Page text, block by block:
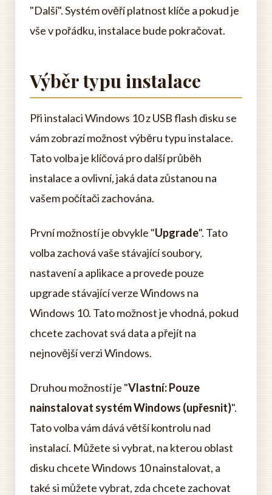
"Další". Systém ověří platnost klíče a pokud je
vše v pořádku, instalace bude pokračovat.
Výběr typu instalace
Při instalaci Windows 10 z USB flash disku se
vám zobrazí možnost výběru typu instalace.
Tato volba je klíčová pro další průběh
instalace a ovlivní, jaká data zůstanou na
vašem počítači zachována.
První možností je obvykle "Upgrade". Tato
volba zachová vaše stávající soubory,
nastavení a aplikace a provede pouze
upgrade stávající verze Windows na
Windows 10. Tato možnost je vhodná, pokud
chcete zachovat svá data a přejít na
nejnovější verzi Windows.
Druhou možností je "Vlastní: Pouze
nainstalovat systém Windows (upřesnit)".
Tato volba vám dává větší kontrolu nad
instalací. Můžete si vybrat, na kterou oblast
disku chcete Windows 10 nainstalovat, a
také si můžete vybrat, zda chcete zachovat